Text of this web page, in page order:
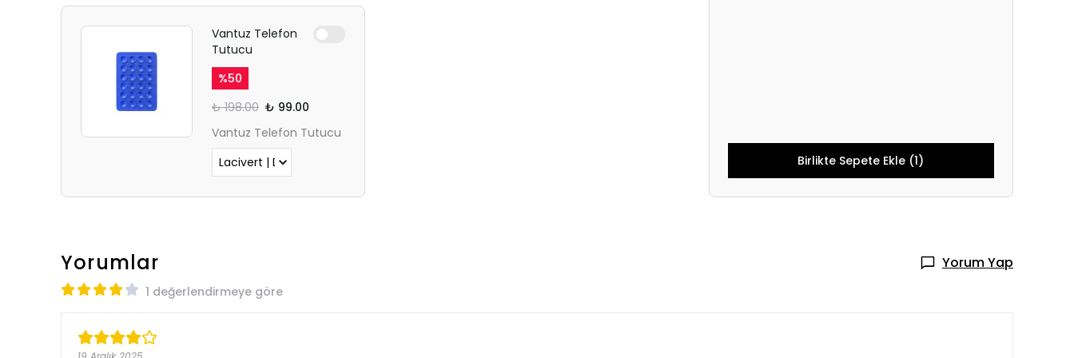
Vantuz Telefon
Tutucu
%50
₺ 198.00 ₺ 99.00
Vantuz Telefon Tutucu
Birlikte Sepete Ekle (1)
Yorumlar Yorum Yap
1 değerlendirmeye göre